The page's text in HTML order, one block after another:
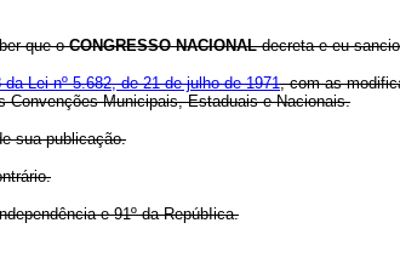
que oCONGRESSO NACIONALdecreta e eu
da Lei nº 5.682, de 21 de julho de 1971, com as
Convenções Municipais, Estaduais e Nacionais.
sua publicação.
e 91º da RepúbIica.